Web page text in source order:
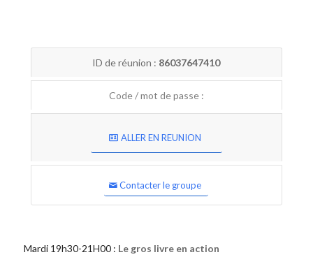
ID de réunion : 86037647410
Code / mot de passe :
ALLER EN REUNION
Contacter le groupe
Mardi 19h30-21H00 : Le gros livre en action